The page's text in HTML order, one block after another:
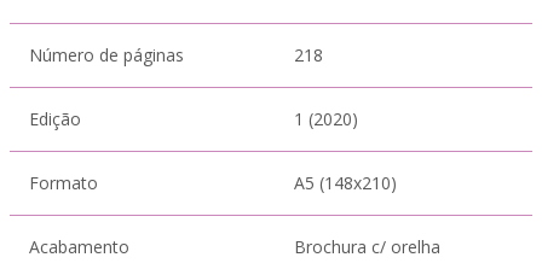
Número de páginas 218
Edição 1 (2020)
Formato A5 (148x210)
Acabamento Brochura c/ orelha